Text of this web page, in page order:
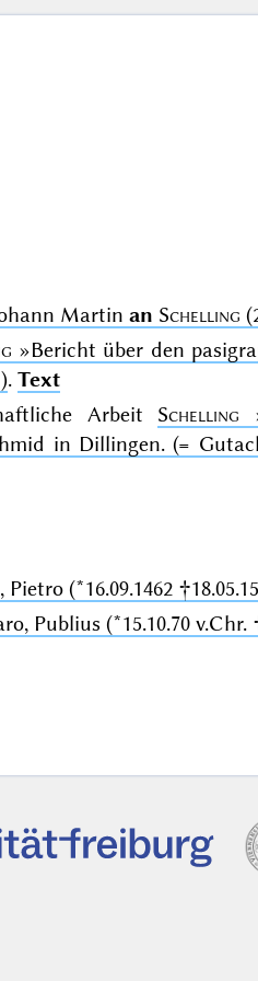
Martin an Schelling
»Bericht über den
. Text
Arbeit Schelling
in Dillingen. (=
Pietro (*16.09.1462
Publius (*15.10.70 v.Chr.